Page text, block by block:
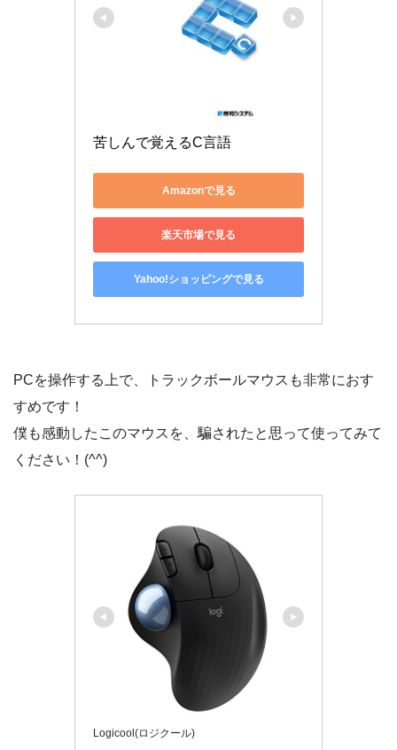
苦しんで覚えるC言語
Amazonで見る
楽天市場で見る
Yahoo!ショッピングで見る
PCを操作する上で、トラックボールマウスも非常におす
すめです！
僕も感動したこのマウスを、騙されたと思って使ってみて
ください！(^^)
Logicool(ロジクール)